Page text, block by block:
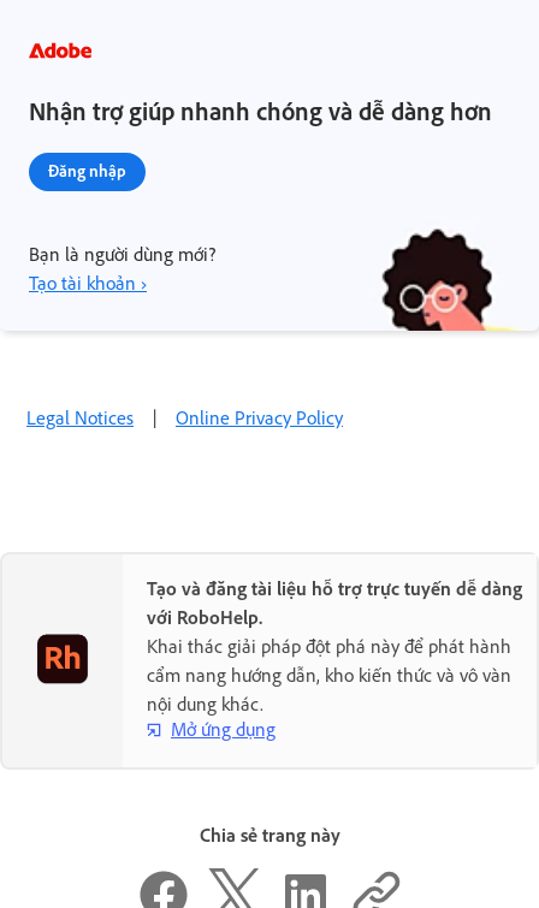
Nhận trợ giúp nhanh chóng và dễ dàng hơn
Đăng nhập
Bạn là người dùng mới?
Tạo tài khoản ›
Legal Notices | Online Privacy Policy
Tạo và đăng tài liệu hỗ trợ trực tuyến dễ dàng
với RoboHelp.
Khai thác giải pháp đột phá này để phát hành
cẩm nang hướng dẫn, kho kiến thức và vô vàn
nội dung khác.
Mở ứng dụng
Chia sẻ trang này